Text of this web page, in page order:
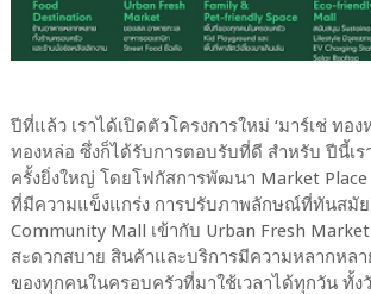
ปีที่แล้ว เราได้เปิดตัวโครงการใหม่ ‘มาร์เช่ ทอ
ทองหล่อ ซึ่งก็ได้รับการตอบรับที่ดี สำหรับ ปีนี้เร
ครั้งยิ่งใหญ่ โดยโฟกัสการพัฒนา Market Place
ที่มีความแข็งแกร่ง การปรับภาพลักษณ์ที่ทันสมั
Community Mall เข้ากับ Urban Fresh
สะดวกสบาย สินค้าและบริการมีความหลากหล
ของทุกคนในครอบครัวที่มาใช้เวลาได้ทุกวัน ทั้ง